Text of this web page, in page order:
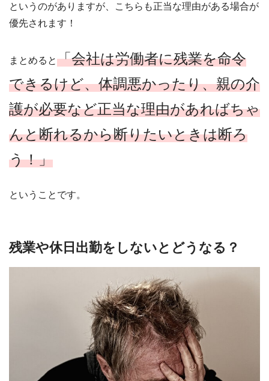
というのがありますが、こちらも正当な理由がある場合が
優先されます！
まとめると「会社は労働者に残業を命令
できるけど、体調悪かったり、親の介
護が必要など正当な理由があればちゃ
んと断れるから断りたいときは断ろ
う！」
ということです。
残業や休日出勤をしないとどうなる？